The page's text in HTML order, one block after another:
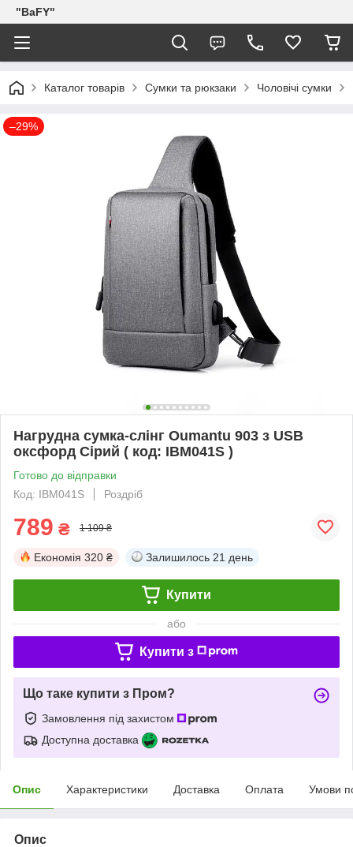
"BaFY"
Каталог товарів Сумки та рюкзаки Чоловічі сумки
–29%
Нагрудна сумка-слінг Oumantu 903 з USB
оксфорд Сірий ( код: IBM041S )
Готово до відправки
Код: IBM041S
Роздріб
789 ₴ 1 109 ₴
Економія 320 ₴ Залишилось 21 день
Купити
або
Купити з
Що таке купити з Пром?
Замовлення під захистом
Доступна доставка
Опис Характеристики Доставка Оплата Умови
Опис